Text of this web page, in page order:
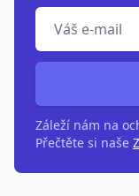
Záleží nám na
Přečtěte si naše